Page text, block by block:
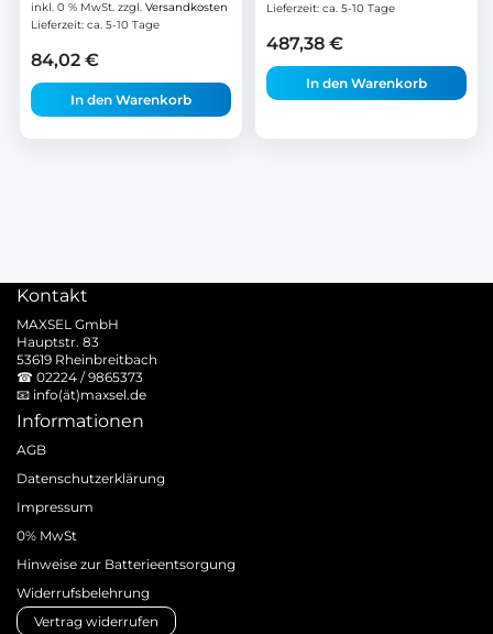
inkl. 0 % MwSt. zzgl. Versandkosten
Lieferzeit: ca. 5-10 Tage
84,02 €
In den Warenkorb
Lieferzeit: ca. 5-10 Tage
487,38 €
In den Warenkorb
Kontakt
MAXSEL GmbH
Hauptstr. 83
53619 Rheinbreitbach
☎ 02224 / 9865373
📧 info(ät)maxsel.de
Informationen
AGB
Datenschutzerklärung
Impressum
0% MwSt
Hinweise zur Batterieentsorgung
Widerrufsbelehrung
Vertrag widerrufen